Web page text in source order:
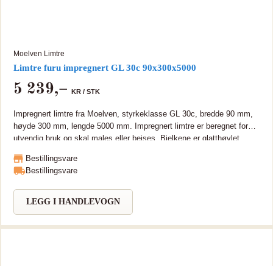
Moelven Limtre
Limtre furu impregnert GL 30c 90x300x5000
5 239,– KR / STK
Impregnert limtre fra Moelven, styrkeklasse GL 30c, bredde 90 mm,
høyde 300 mm, lengde 5000 mm. Impregnert limtre er beregnet for
utvendig bruk og skal males eller beises. Bjelkene er glatthøvlet.
tar lange spenn. Moelven Limtre sertifikater som PEFC, CE, ISO
9001 og 14001. Bjelken kan leveres i lengde opptil 15 meter. Kan
Bestillingsvare
Bestillingsvare
LEGG I HANDLEVOGN